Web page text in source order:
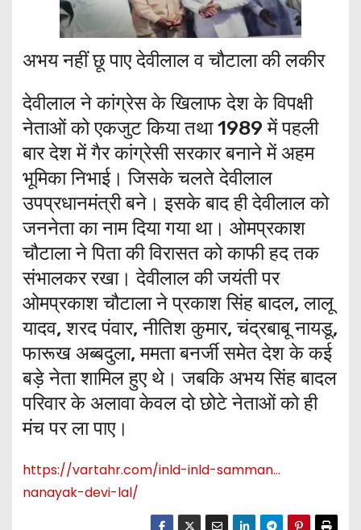
अभय नहीं छू पाए देवीलाल व चौटाला की लकीर
देवीलाल ने कांग्रेस के खिलाफ देश के विपक्षी
नेताओं को एकजुट किया तथा 1989 में पहली
बार देश में गैर कांग्रेसी सरकार बनाने में अहम
भूमिका निभाई। जिसके चलते देवीलाल
उपप्रधानमंत्री बने। इसके बाद ही देवीलाल को
जननेता का नाम दिया गया था। ओमप्रकाश
चौटाला ने पिता की विरासत को काफी हद तक
संभालकर रखा। देवीलाल की जयंती पर
ओमप्रकाश चौटाला ने प्रकाश सिंह बादल, लालू
यादव, शरद पंवार, नीतिश कुमार, चंद्रबाबू नायडू,
फारूख अब्बदुला, ममता बनर्जी समेत देश के कई
बड़े नेता शामिल हुए थे। जबकि अभय सिंह बादल
परिवार के अलावा केवल दो छोटे नेताओं को ही
मंच पर ला पाए।
https://vartahr.com/inld-inld-samman…
nanayak-devi-lal/